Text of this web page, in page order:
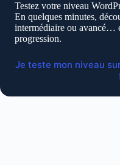
Testez votre niveau
En quelques minutes,
intermédiaire ou avancé…
progression.
Je teste mon niveau
!